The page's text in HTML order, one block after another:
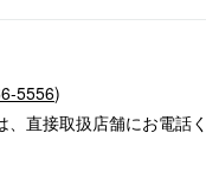
5556)
直接取扱店舗にお電話く